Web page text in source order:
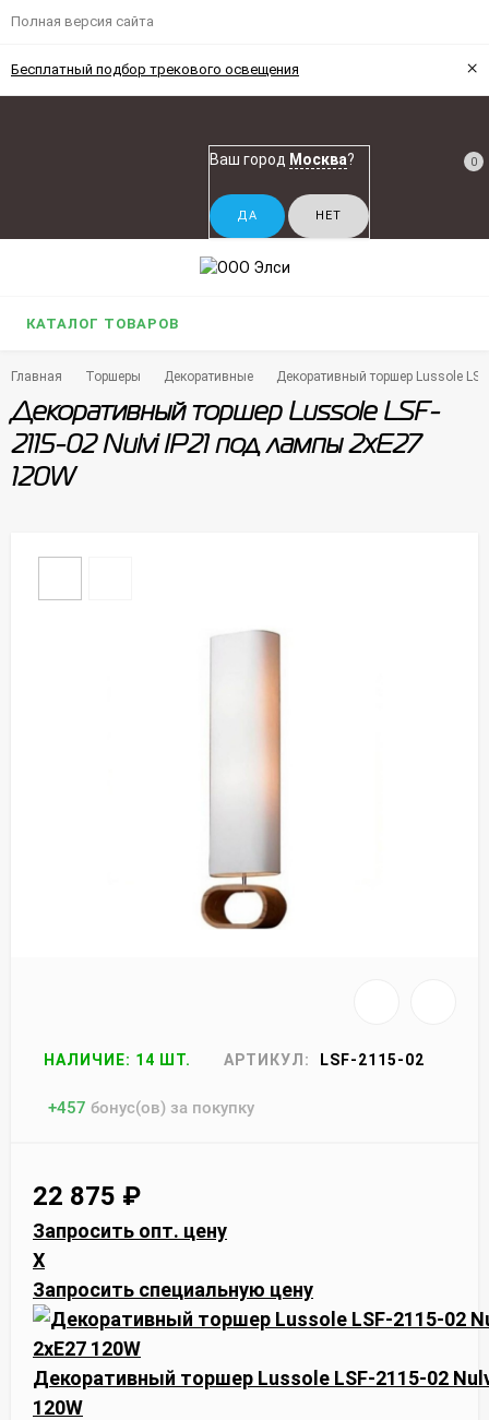
Полная версия сайта
Бесплатный подбор трекового освещения ×
Ваш город Москва? 0
КАТАЛОГ ТОВАРОВ
Главная Торшеры Декоративные Декоративный торшер Lussole
Декоративный торшер Lussole LSF-
2115-02 Nulvi IP21 под лампы 2xE27
120W
НАЛИЧИЕ: 14 ШТ. АРТИКУЛ: LSF-2115-02
+457 бонус(ов) за покупку
22 875 ₽
Запросить опт. цену
X
Запросить специальную цену
Декоративный торшер Lussole LSF-2115-02
120W